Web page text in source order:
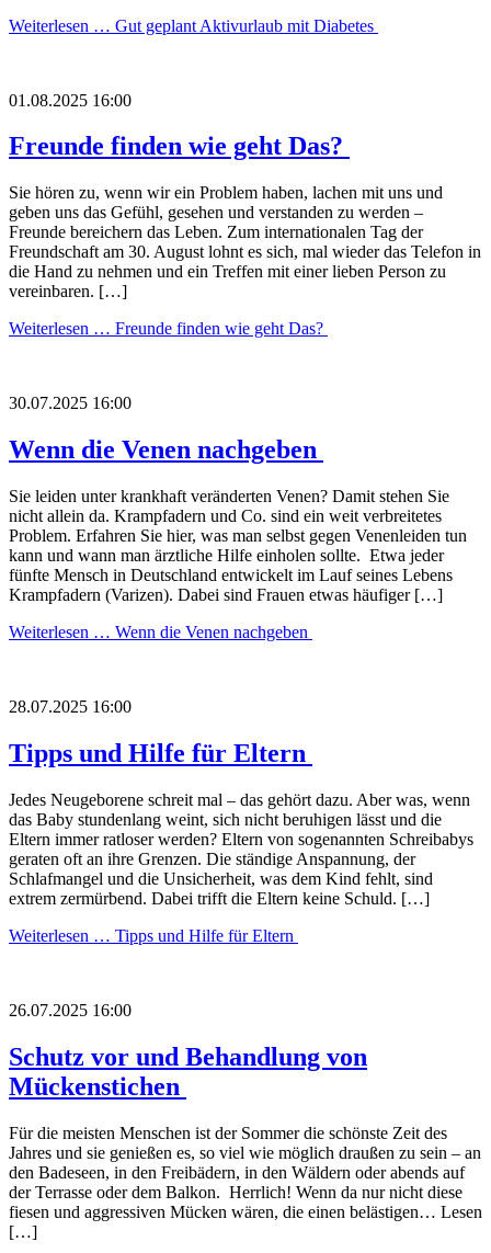
Weiterlesen … Gut geplant Aktivurlaub mit Diabetes
01.08.2025 16:00
Freunde finden wie geht Das?
Sie hören zu, wenn wir ein Problem haben, lachen mit uns und
geben uns das Gefühl, gesehen und verstanden zu werden –
Freunde bereichern das Leben. Zum internationalen Tag der
Freundschaft am 30. August lohnt es sich, mal wieder das Telefon in
die Hand zu nehmen und ein Treffen mit einer lieben Person zu
vereinbaren. […]
Weiterlesen … Freunde finden wie geht Das?
30.07.2025 16:00
Wenn die Venen nachgeben
Sie leiden unter krankhaft veränderten Venen? Damit stehen Sie
nicht allein da. Krampfadern und Co. sind ein weit verbreitetes
Problem. Erfahren Sie hier, was man selbst gegen Venenleiden tun
kann und wann man ärztliche Hilfe einholen sollte. Etwa jeder
fünfte Mensch in Deutschland entwickelt im Lauf seines Lebens
Krampfadern (Varizen). Dabei sind Frauen etwas häufiger […]
Weiterlesen … Wenn die Venen nachgeben
28.07.2025 16:00
Tipps und Hilfe für Eltern
Jedes Neugeborene schreit mal – das gehört dazu. Aber was, wenn
das Baby stundenlang weint, sich nicht beruhigen lässt und die
Eltern immer ratloser werden? Eltern von sogenannten Schreibabys
geraten oft an ihre Grenzen. Die ständige Anspannung, der
Schlafmangel und die Unsicherheit, was dem Kind fehlt, sind
extrem zermürbend. Dabei trifft die Eltern keine Schuld. […]
Weiterlesen … Tipps und Hilfe für Eltern
26.07.2025 16:00
Schutz vor und Behandlung von
Mückenstichen
Für die meisten Menschen ist der Sommer die schönste Zeit des
Jahres und sie genießen es, so viel wie möglich draußen zu sein – an
den Badeseen, in den Freibädern, in den Wäldern oder abends auf
der Terrasse oder dem Balkon. Herrlich! Wenn da nur nicht diese
fiesen und aggressiven Mücken wären, die einen belästigen… Lesen
[…]